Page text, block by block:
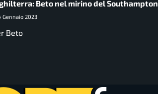
Beto nel mirino del Southampton
Gennaio 2023
Beto